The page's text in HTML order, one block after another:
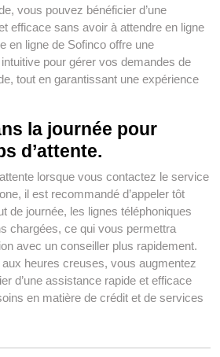
vous pouvez bénéficier d’une
efficace sans avoir à attendre en ligne
en ligne de Sofinco offre une
pour gérer vos demandes de
tout en garantissant une expérience
la journée pour
d’attente.
lorsque vous contactez le service
il est recommandé d’appeler tôt
de journée, les lignes téléphoniques
chargées, ce qui vous permettra
avec un conseiller plus rapidement.
heures creuses, vous augmentez
d’une assistance rapide et efficace
en matière de crédit et de services